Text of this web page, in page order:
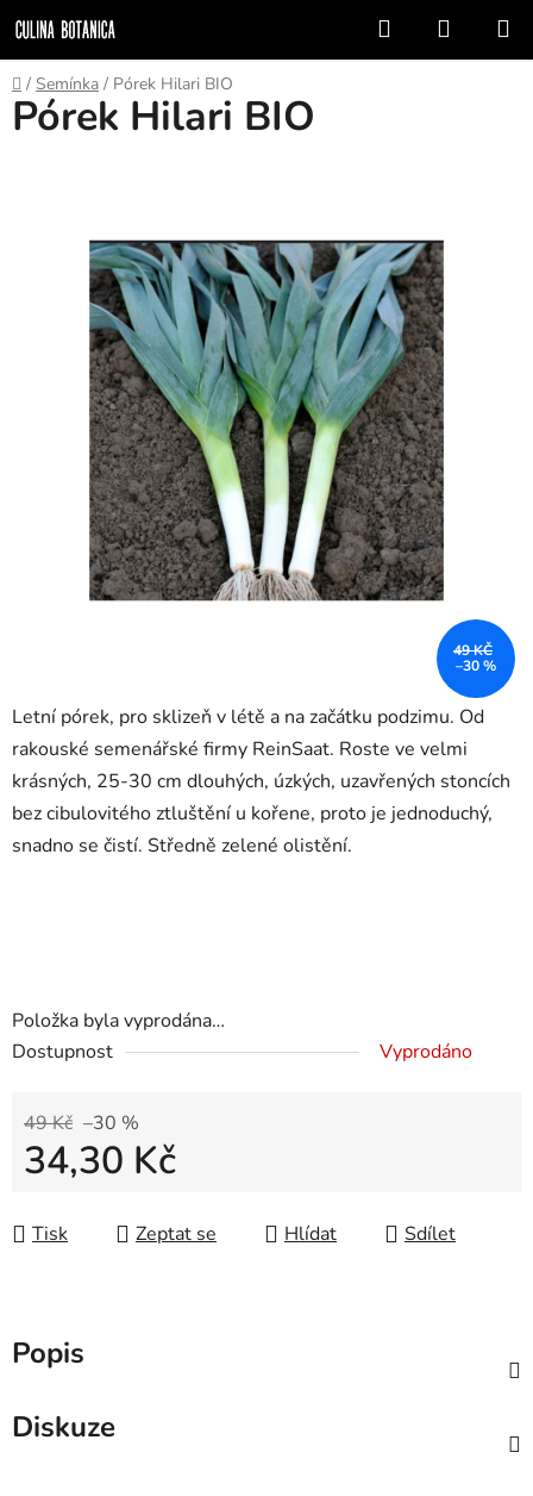
na
obsah
Hledat
KOŠÍK
Domů
/ Semínka / Pórek Hilari BIO
Letní pórek, pro sklizeň v létě a na začátku podzimu. Od
rakouské semenářské firmy ReinSaat. Roste ve velmi
krásných, 25-30 cm dlouhých, úzkých, uzavřených stoncích
bez cibulovitého ztluštění u kořene, proto je jednoduchý,
snadno se čistí. Středně zelené olistění.
Položka byla vyprodána…
Dostupnost
Vyprodáno
49 Kč –30 %
34,30 Kč
Tisk
Zeptat se Hlídat Sdílet
Pórek Hilari BIO
49 KČ
–30 %
Popis
Diskuze